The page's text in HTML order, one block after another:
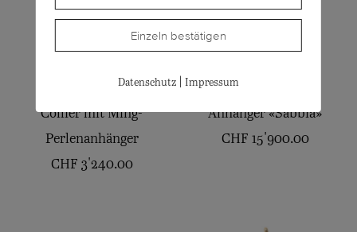
GELLNER
Collier mit Ming-
Perlenanhänger
CHF 3'240.00
POMELLATO
Anhänger «Sabbia»
CHF 15'900.00
Einzeln bestätigen
Datenschutz| Impressum